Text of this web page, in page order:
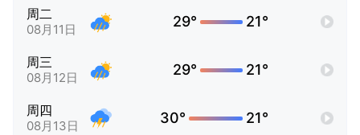
周二
08月11日 29° 21°
周三
08月12日 29° 21°
周四
08月13日 30° 21°